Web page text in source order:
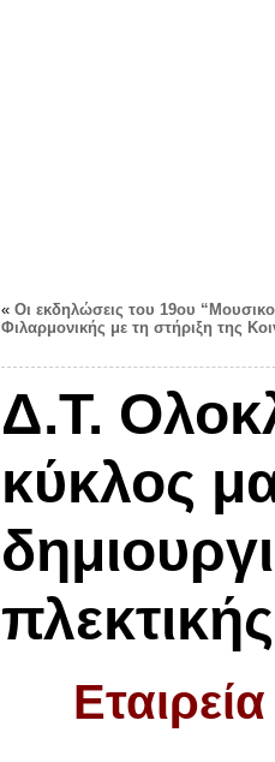
« Οι εκδηλώσεις του 19ου
Φιλαρμονικής με τη στήριξη της
Δ.Τ.
κύκλος